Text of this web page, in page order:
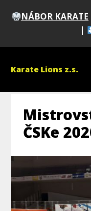
NÁBOR KARATE
|
Karate Lions z.s.
ČSKe